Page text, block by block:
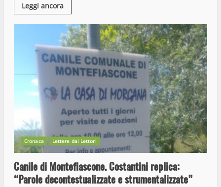
Leggi ancora
Cronaca Lettere dai Lettori
Canile di Montefiascone. Costantini replica:
“Parole decontestualizzate e strumentalizzate”